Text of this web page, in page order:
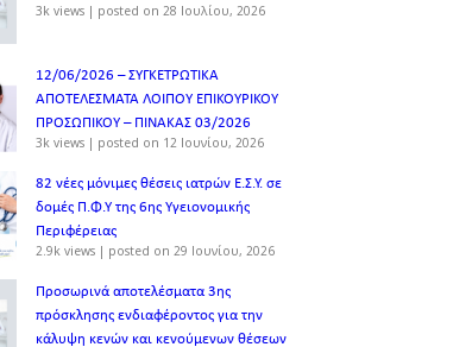
3k views | posted on 28 Ιουλίου, 2026
12/06/2026 – ΣΥΓΚΕΤΡΩΤΙΚΑ
ΑΠΟΤΕΛΕΣΜΑΤΑ ΛΟΙΠΟΥ ΕΠΙΚΟΥΡΙΚΟΥ
ΠΡΟΣΩΠΙΚΟΥ – ΠΙΝΑΚΑΣ 03/2026
3k views | posted on 12 Ιουνίου, 2026
82 νέες μόνιμες θέσεις ιατρών Ε.Σ.Υ. σε
δομές Π.Φ.Υ της 6ης Υγειονομικής
Περιφέρειας
2.9k views | posted on 29 Ιουνίου, 2026
Προσωρινά αποτελέσματα 3ης
πρόσκλησης ενδιαφέροντος για την
κάλυψη κενών και κενούμενων θέσεων